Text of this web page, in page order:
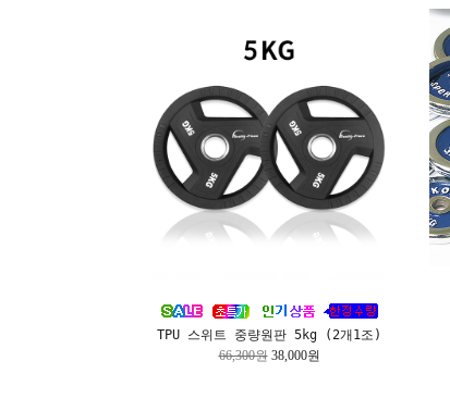
TPU 스위트 중량원판 5kg (2개1조)
66,300원 38,000원